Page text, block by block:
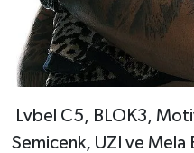
Lvbel C5, BLOK3,
Semicenk, UZI ve Mela